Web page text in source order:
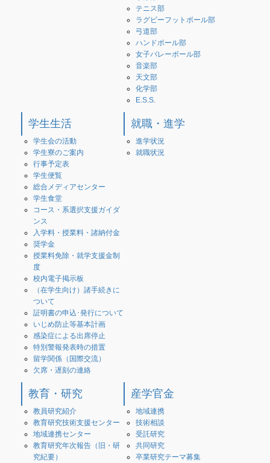
テニス部
ラグビーフットボール部
弓道部
ハンドボール部
女子バレーボール部
音楽部
天文部
化学部
E.S.S.
学生生活
学生会の活動
学生寮のご案内
行事予定表
学生便覧
総合メディアセンター
学生食堂
コース・系選択支援ガイダ
ンス
入学料・授業料・諸納付金
奨学金
授業料免除・就学支援金制
度
校内電子掲示板
（在学生向け）諸手続きに
ついて
証明書の申込･発行について
いじめ防止等基本計画
感染症による出席停止
特別警報発表時の措置
留学関係（国際交流）
欠席・遅刻の連絡
就職・進学
進学状況
就職状況
教育・研究
教員研究紹介
教育研究技術支援センター
地域連携センター
教育研究年次報告（旧・研
究紀要）
産学官金
地域連携
技術相談
受託研究
共同研究
卒業研究テーマ募集